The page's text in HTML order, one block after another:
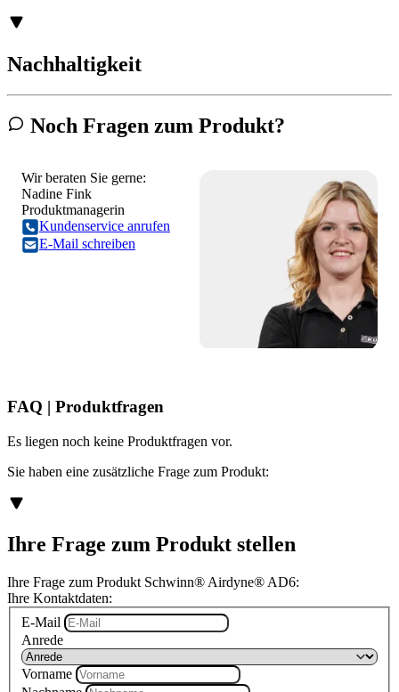
Nachhaltigkeit
Noch Fragen zum Produkt?
Wir beraten Sie gerne:
Nadine Fink
Produktmanagerin
Kundenservice anrufen
E-Mail schreiben
FAQ | Produktfragen
Es liegen noch keine Produktfragen vor.
Sie haben eine zusätzliche Frage zum Produkt:
Ihre Frage zum Produkt stellen
Ihre Frage zum Produkt Schwinn® Airdyne® AD6:
Ihre Kontaktdaten:
E-Mail
Anrede
Vorname